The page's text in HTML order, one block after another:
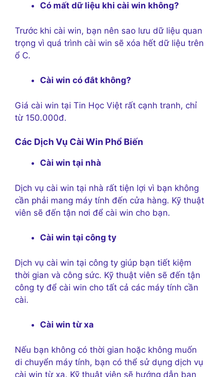
Có mất dữ liệu khi cài win không?
Trước khi cài win, bạn nên sao lưu dữ liệu quan
trọng vì quá trình cài win sẽ xóa hết dữ liệu trên
ổ C.
Cài win có đắt không?
Giá cài win tại Tin Học Việt rất cạnh tranh, chỉ
từ 150.000đ.
Các Dịch Vụ Cài Win Phổ Biến
Cài win tại nhà
Dịch vụ cài win tại nhà rất tiện lợi vì bạn không
cần phải mang máy tính đến cửa hàng. Kỹ thuật
viên sẽ đến tận nơi để cài win cho bạn.
Cài win tại công ty
Dịch vụ cài win tại công ty giúp bạn tiết kiệm
thời gian và công sức. Kỹ thuật viên sẽ đến tận
công ty để cài win cho tất cả các máy tính cần
cài.
Cài win từ xa
Nếu bạn không có thời gian hoặc không muốn
di chuyển máy tính, bạn có thể sử dụng dịch vụ
cài win từ xa. Kỹ thuật viên sẽ hướng dẫn bạn